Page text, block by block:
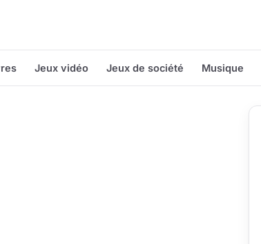
Jeux vidéo Jeux de société Musique